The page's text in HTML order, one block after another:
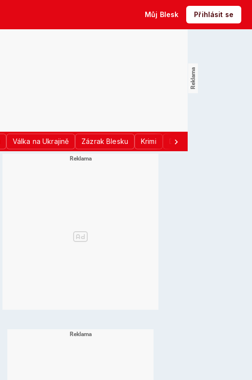
Můj Blesk Přihlásit se
Válka na Ukrajině Zázrak Blesku Krimi Donald Trump